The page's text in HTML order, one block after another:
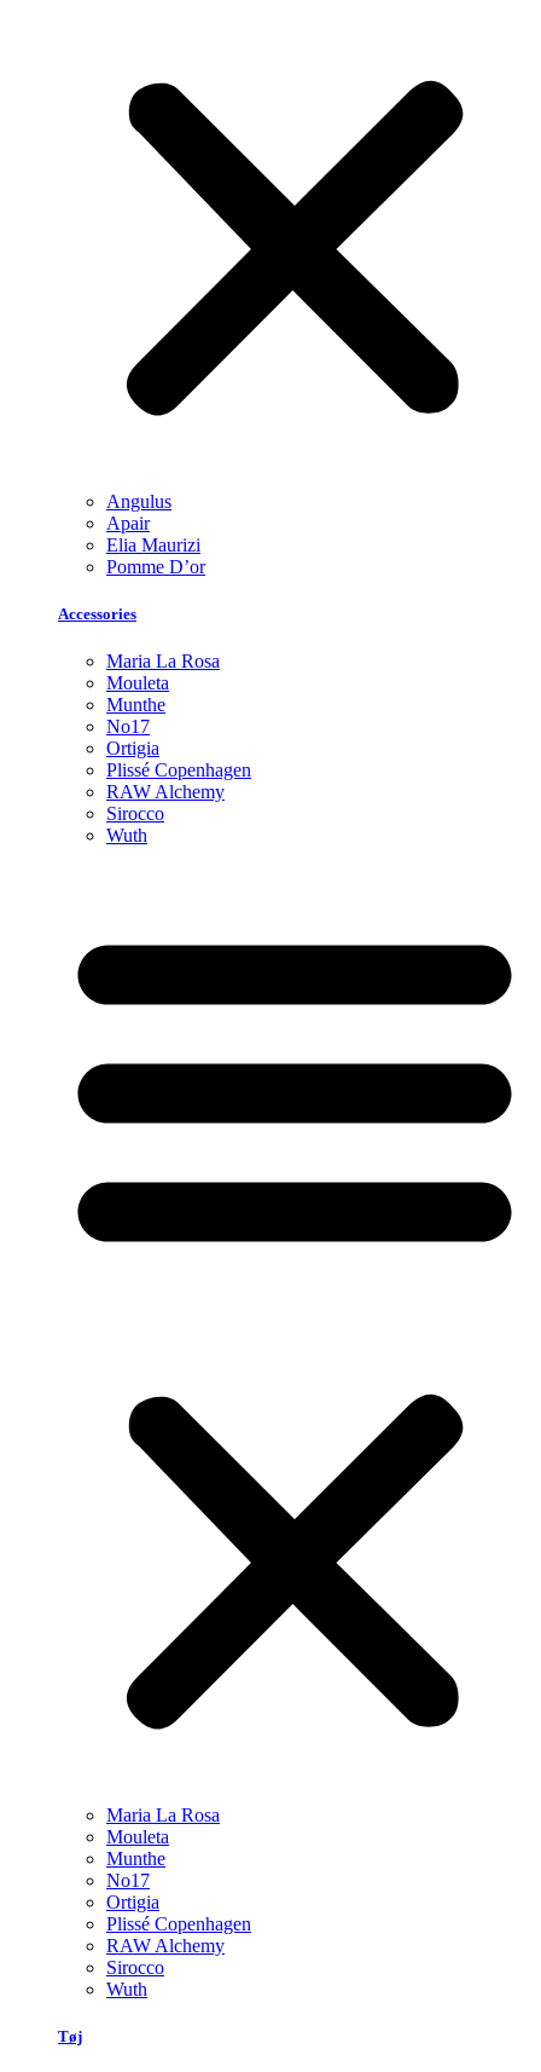
Angulus
Apair
Elia Maurizi
Pomme D’or
Accessories
Maria La Rosa
Mouleta
Munthe
No17
Ortigia
Plissé Copenhagen
RAW Alchemy
Sirocco
Wuth
Maria La Rosa
Mouleta
Munthe
No17
Ortigia
Plissé Copenhagen
RAW Alchemy
Sirocco
Wuth
Tøj